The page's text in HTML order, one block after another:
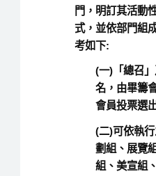
門，明訂其活動
式，並依部門組
考如下:
(一)「總召
名，由畢籌
會員投票選
(二)可依執
劃組、展覽
組、美宣組